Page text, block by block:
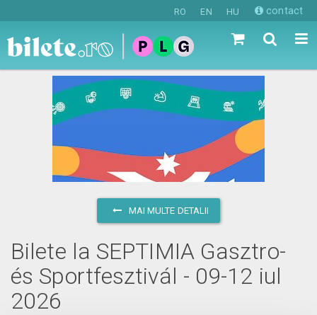
RO EN HU contact
MAI MULTE DETALII
Bilete la SEPTIMIA Gasztro-
és Sportfesztivál - 09-12 iul
2026